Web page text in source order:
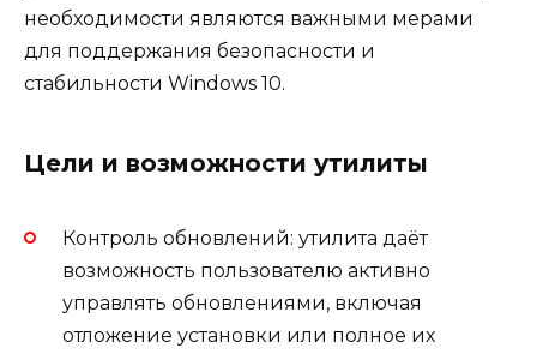
необходимости являются важными мерами
для поддержания безопасности и
стабильности Windows 10.
Цели и возможности утилиты
Контроль обновлений: утилита даёт
возможность пользователю активно
управлять обновлениями, включая
отложение установки или полное их